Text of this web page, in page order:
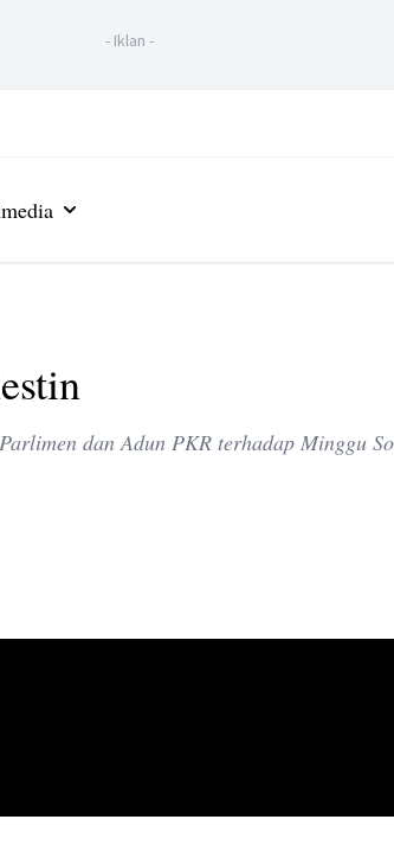
- Iklan -
dan Adun PKR terhadap Minggu